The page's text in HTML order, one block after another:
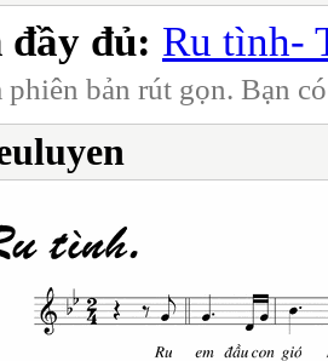
đầy đủ: Ru tình-
phiên bản rút gọn. Bạn